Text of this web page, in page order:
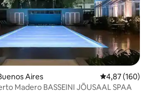
Aires Keskmine
4,87 (160)
Madero BASSEINI JÕUSAAL SPAA